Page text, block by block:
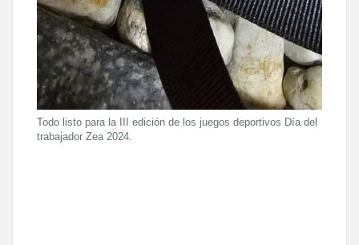
Todo listo para la III edición de los juegos deportivos Día del
trabajador Zea 2024.